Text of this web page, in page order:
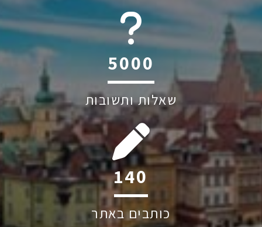
6045
שאלות ותשובות
201
כותבים באתר